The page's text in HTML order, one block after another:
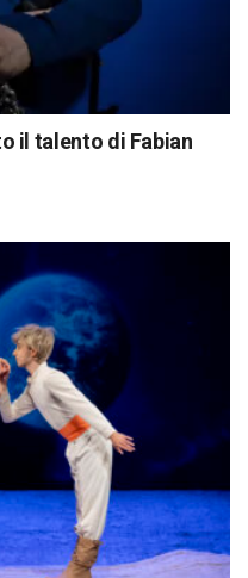
il talento di Fabian